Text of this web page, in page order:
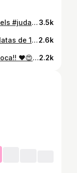
Yo si creía..... Humor... #franysusreels #judas #cuidado #traicion #dominicana #risa Confías en todo el mundo?3.5k
Pastelón de Maíz: Ingredientes: 3 latas de 16 onzas de maíz en granos. Media libra de queso cheddar Media libra de queso Mozarella 4 huevos 4 cucharadas de mantequilla derretida Dos cucharas de harina todo uso Media taza de Recaito picado Media cebolla mediana Una cucharadita de azúcar Sal y pimienta al gusto 1 taza de crema de leche Para el Relleno: Carne de res molida sazonada y guisada a su preferencia, también puede ser pollo desmenuzado, jamón picado o sin relleno Preparación: Echar dos latas de maíz en la procesadora y moler, agregar la cebolla, verter en un recipiente luego de molido, y agregarlos a los cuatro huevos, la lata de maíz en granos y los demás ingredientes, mezclar bien, llevar a un molde engrasado y con harina Espolvoreada, echar una parte de la mezcla, agregar queso y el relleno, cubro con el resto de la mezcla, y le agrego más queso encima, llevar al horno a 250 grados Fahrenheit por 25 minutos o hasta que al introducir un cuchillo salga limpio, Provecho ❤️💕😍😋 #rico #maiz #sabroso #franysusrecetas #franysusreel #dominicana2.6k
Como me vería estando en otra época!! ❤️😍🍀💐💞 #años50 #años60 #instareel #hermosa #epoca #trend Te gusta el efecto ?2.2k